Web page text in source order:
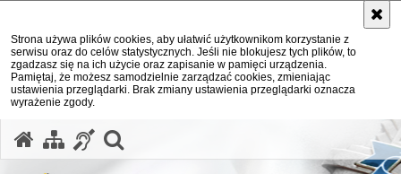
Strona używa plików cookies, aby ułatwić użytkownikom korzystanie z
serwisu oraz do celów statystycznych. Jeśli nie blokujesz tych plików, to
zgadzasz się na ich użycie oraz zapisanie w pamięci urządzenia.
Pamiętaj, że możesz samodzielnie zarządzać cookies, zmieniając
ustawienia przeglądarki. Brak zmiany ustawienia przeglądarki oznacza
wyrażenie zgody.